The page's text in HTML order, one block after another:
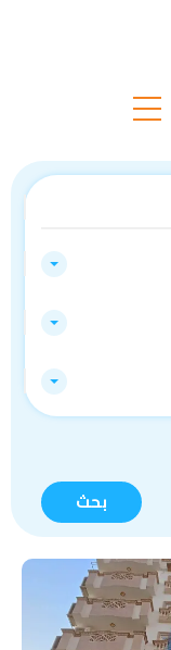
بحث